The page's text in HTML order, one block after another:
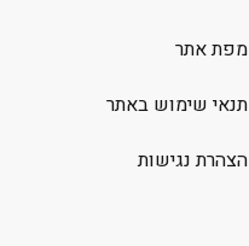
מפת אתר
תנאי שימוש באתר
הצהרת נגישות